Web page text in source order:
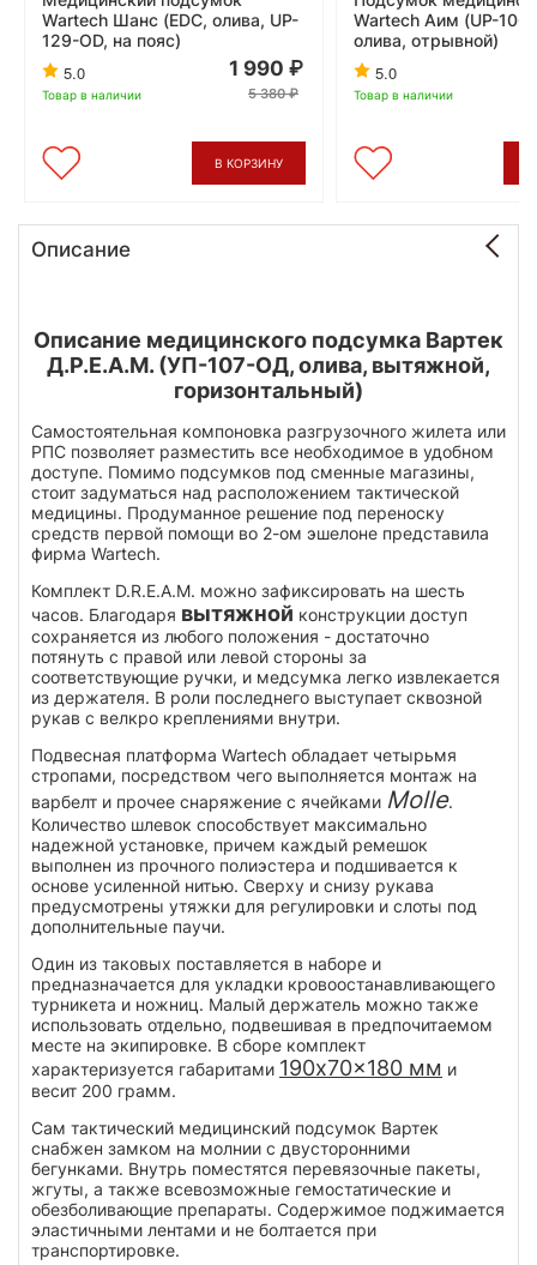
Wartech Шанс (EDC, олива, UP-
129-OD, на пояс)
5.0
Товар в наличии
1 990
5 380
В КОРЗИНУ
Wartech Аим (UP-106-
олива, отрывной)
5.0
Товар в наличии
Описание
Описание медицинского подсумка Вартек
Д.Р.Е.А.М. (УП-107-ОД, олива, вытяжной,
горизонтальный)
Самостоятельная компоновка разгрузочного жилета или
РПС позволяет разместить все необходимое в удобном
доступе. Помимо подсумков под сменные магазины,
стоит задуматься над расположением тактической
медицины. Продуманное решение под переноску
средств первой помощи во 2-ом эшелоне представила
фирма Wartech.
Комплект D.R.E.A.M. можно зафиксировать на шесть
часов. Благодаря вытяжной конструкции доступ
сохраняется из любого положения - достаточно
потянуть с правой или левой стороны за
соответствующие ручки, и медсумка легко извлекается
из держателя. В роли последнего выступает сквозной
рукав с велкро креплениями внутри.
Подвесная платформа Wartech обладает четырьмя
стропами, посредством чего выполняется монтаж на
варбелт и прочее снаряжение с ячейками Molle.
Количество шлевок способствует максимально
надежной установке, причем каждый ремешок
выполнен из прочного полиэстера и подшивается к
основе усиленной нитью. Сверху и снизу рукава
предусмотрены утяжки для регулировки и слоты под
дополнительные паучи.
Один из таковых поставляется в наборе и
предназначается для укладки кровоостанавливающего
турникета и ножниц. Малый держатель можно также
использовать отдельно, подвешивая в предпочитаемом
месте на экипировке. В сборе комплект
характеризуется габаритами 190x70x180 мм и
весит 200 грамм.
Сам тактический медицинский подсумок Вартек
снабжен замком на молнии с двусторонними
бегунками. Внутрь поместятся перевязочные пакеты,
жгуты, а также всевозможные гемостатические и
обезболивающие препараты. Содержимое поджимается
эластичными лентами и не болтается при
транспортировке.